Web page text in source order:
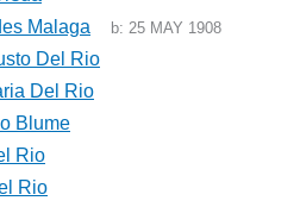
Malaga b:25 MAY 1908
Del Rio
Del Rio
Blume
Rio
Rio